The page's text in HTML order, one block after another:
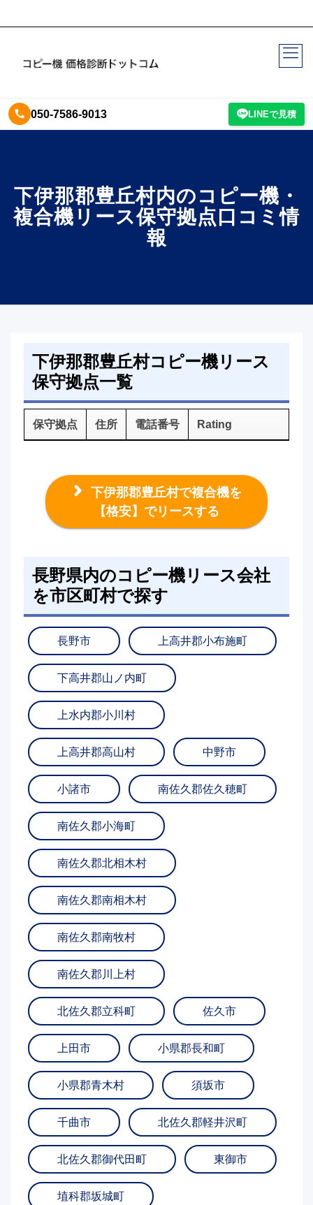
050-7586-9013 LINEで見積
下伊那郡豊丘村内のコピー機・
複合機リース保守拠点口コミ情
報
下伊那郡豊丘村コピー機リース
保守拠点一覧
保守拠点 住所 電話番号 Rating
下伊那郡豊丘村で複合機を
【格安】でリースする
長野県内のコピー機リース会社
を市区町村で探す
長野市 上高井郡小布施町
下高井郡山ノ内町
上水内郡小川村
上高井郡高山村 中野市
小諸市 南佐久郡佐久穂町
南佐久郡小海町
南佐久郡北相木村
南佐久郡南相木村
南佐久郡南牧村
南佐久郡川上村
北佐久郡立科町 佐久市
上田市 小県郡長和町
小県郡青木村 須坂市
千曲市 北佐久郡軽井沢町
北佐久郡御代田町 東御市
埴科郡坂城町